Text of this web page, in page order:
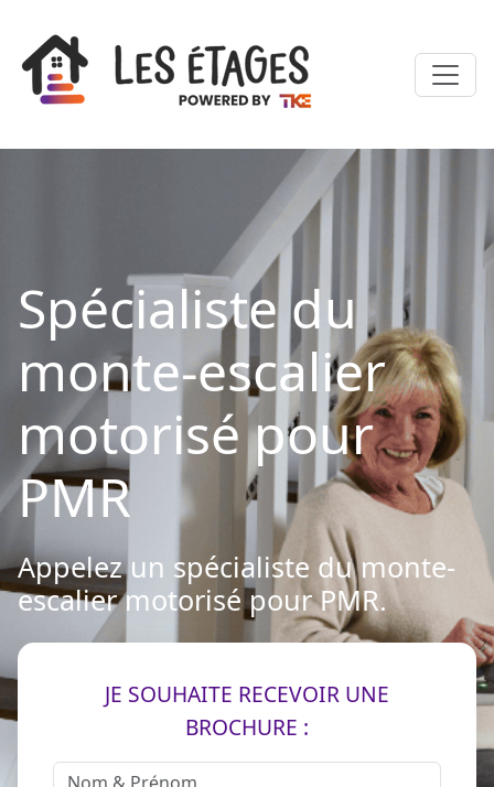
Spécialiste du
monte-escalier
motorisé pour
PMR
Appelez un spécialiste du monte-
escalier motorisé pour PMR.
JE SOUHAITE RECEVOIR UNE
BROCHURE :